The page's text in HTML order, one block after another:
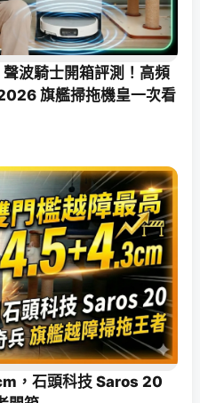
波騎士開箱評測！高頻
旗艦掃拖機皇一次看
，石頭科技 Saros 20